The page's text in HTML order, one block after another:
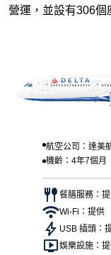
營運，並設有306個
航空公司：達美
機齡：4年7個月
餐膳服務：
Wi-Fi：提供
USB 插頭：
娛樂設施：